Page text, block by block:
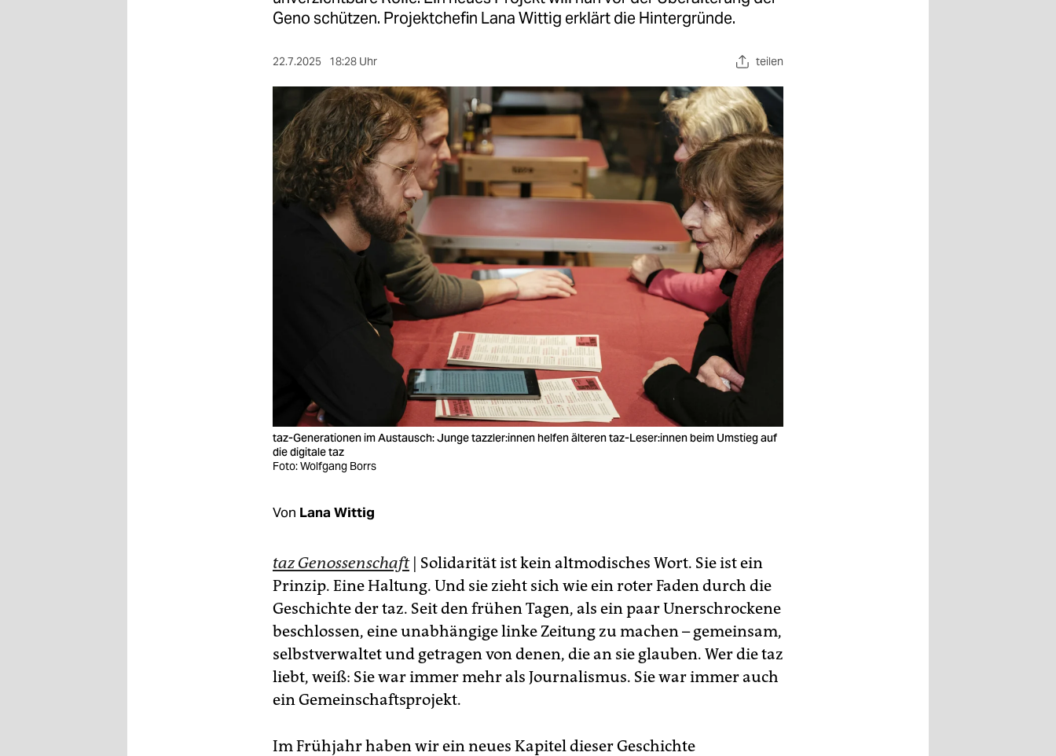
Geno schützen. Projektchefin Lana Wittig erklärt die Hintergründe.
22.7.2025 18:28 Uhr teilen
taz-Generationen im Austausch: Junge tazzler:innen helfen älteren taz-Leser:innen beim Umstieg auf
die digitale taz
Foto: Wolfgang Borrs
Von Lana Wittig
taz Genossenschaft| Solidarität ist kein altmodisches Wort. Sie ist ein
Prinzip. Eine Haltung. Und sie zieht sich wie ein roter Faden durch die
Geschichte der taz. Seit den frühen Tagen, als ein paar Unerschrockene
beschlossen, eine unabhängige linke ­Zeitung zu machen – gemeinsam,
selbstverwaltet und getragen von denen, die an sie glauben. Wer die taz
liebt, weiß: Sie war immer mehr als Journalismus. Sie war immer auch
ein Gemeinschaftsprojekt.
Im Frühjahr haben wir ein neues Kapitel dieser Geschichte